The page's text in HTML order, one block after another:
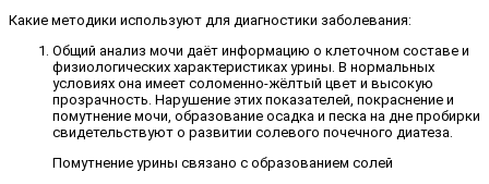
Какие методики используют для диагностики заболевания:
Общий анализ мочи даёт информацию о клеточном составе и
физиологических характеристиках урины. В нормальных
условиях она имеет соломенно-жёлтый цвет и высокую
прозрачность. Нарушение этих показателей, покраснение и
помутнение мочи, образование осадка и песка на дне пробирки
свидетельствуют о развитии солевого почечного диатеза.
Помутнение урины связано с образованием солей